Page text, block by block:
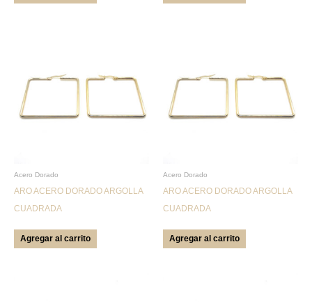
Acero Dorado
ARO ACERO DORADO ARGOLLA
CUADRADA
Agregar al carrito
Acero Dorado
ARO ACERO DORADO ARGOLLA
CUADRADA
Agregar al carrito